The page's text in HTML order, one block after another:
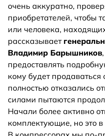
очень аккуратно,
приобретателей, чтобы
или человека,
рассказывает
Владимир Барышников
предоставлять
кому будет
полностью отказались
силами пытаются
Начали более активно
комплектующие, но это